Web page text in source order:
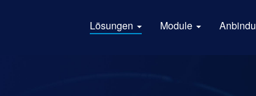
Lösungen Module